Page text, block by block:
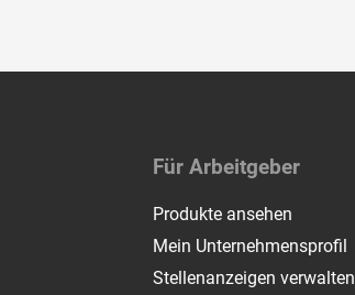
Für Arbeitgeber
Produkte ansehen
Mein Unternehmensprofil
Stellenanzeigen verwalten